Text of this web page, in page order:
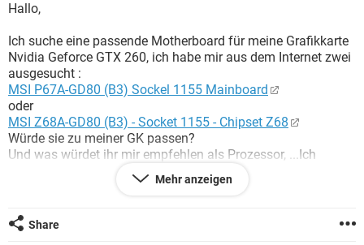
FACEBOOK
FACEBOOK HARDWARE
ANDROID
WINDOWS 10 INSTAGRAM
WHATSAPP
FACEBOOK HARDWARE
Hallo,
Ich suche eine passende Motherboard für meine Grafikkarte
Nvidia Geforce GTX 260, ich habe mir aus dem Internet zwei
ausgesucht :
MSI P67A-GD80 (B3) Sockel 1155 Mainboard
oder
MSI Z68A-GD80 (B3) - Socket 1155 - Chipset Z68
Würde sie zu meiner GK passen?
Und was würdet ihr mir empfehlen als Prozessor, ...Ich
benutze den PC hauptsächlich fürs Spielen!
Mehr anzeigen
Share